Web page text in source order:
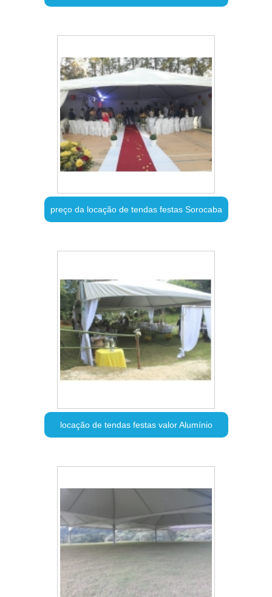
preço da locação de tendas festas Sorocaba
locação de tendas festas valor Alumínio